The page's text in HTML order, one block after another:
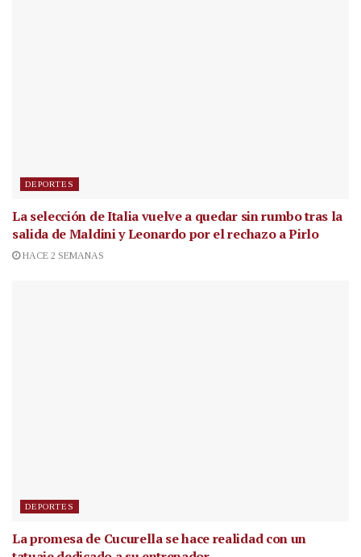
DEPORTES
La selección de Italia vuelve a quedar sin rumbo tras la
salida de Maldini y Leonardo por el rechazo a Pirlo
HACE 2 SEMANAS
DEPORTES
La promesa de Cucurella se hace realidad con un